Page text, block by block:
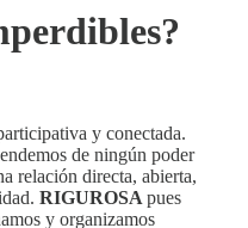
y conectada.
de ningún poder
relación directa, abierta,
RIGUROSApues
y organizamos